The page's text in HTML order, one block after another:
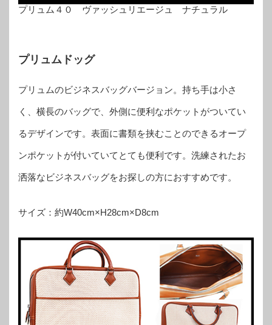
プリュム４０ ヴァッシュリエージュ ナチュラル
プリュムドッグ
プリュムのビジネスバッグバージョン。持ち手は小さ
く、横長のバッグで、外側に便利なポケットがついてい
るデザインです。表面に書類を挟むことのできるオープ
ンポケットが付いていてとても便利です。洗練されたお
洒落なビジネスバッグをお探しの方におすすめです。
サイズ：約W40cm×H28cm×D8cm